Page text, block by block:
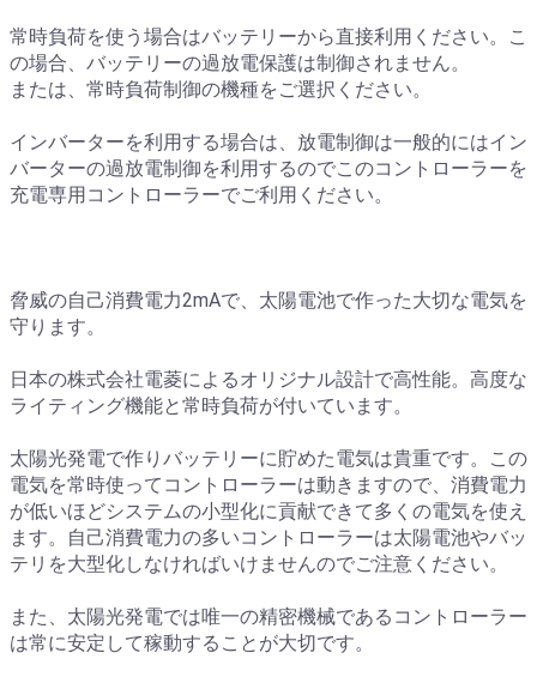
常時負荷を使う場合はバッテリーから直接利用ください。こ
の場合、バッテリーの過放電保護は制御されません。
または、常時負荷制御の機種をご選択ください。
インバーターを利用する場合は、放電制御は一般的にはイン
バーターの過放電制御を利用するのでこのコントローラーを
充電専用コントローラーでご利用ください。
脅威の自己消費電力2mAで、太陽電池で作った大切な電気を
守ります。
日本の株式会社電菱によるオリジナル設計で高性能。高度な
ライティング機能と常時負荷が付いています。
太陽光発電で作りバッテリーに貯めた電気は貴重です。この
電気を常時使ってコントローラーは動きますので、消費電力
が低いほどシステムの小型化に貢献できて多くの電気を使え
ます。自己消費電力の多いコントローラーは太陽電池やバッ
テリを大型化しなければいけませんのでご注意ください。
また、太陽光発電では唯一の精密機械であるコントローラー
は常に安定して稼動することが大切です。